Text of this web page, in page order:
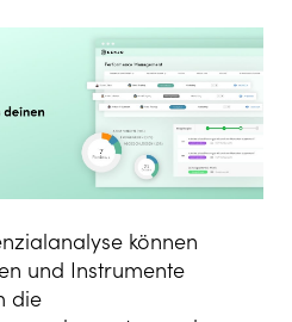
können
und Instrumente
die